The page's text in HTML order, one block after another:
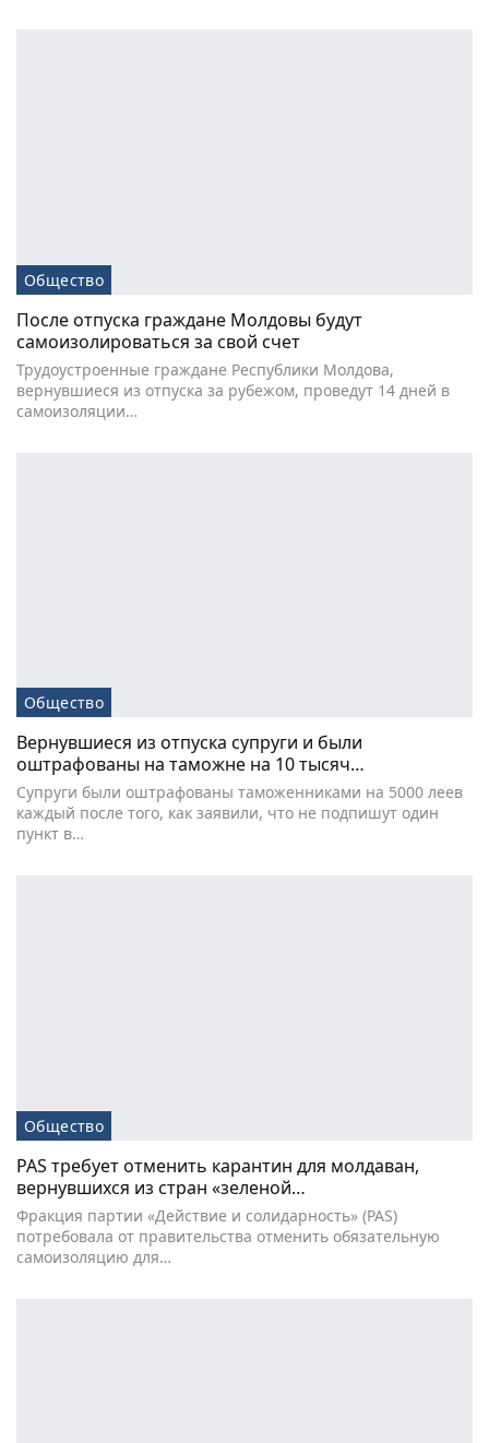
Общество
После отпуска граждане Молдовы будут
самоизолироваться за свой счет
Трудоустроенные граждане Республики Молдова,
вернувшиеся из отпуска за рубежом, проведут 14 дней в
самоизоляции…
Общество
Вернувшиеся из отпуска супруги и были
оштрафованы на таможне на 10 тысяч…
Супруги были оштрафованы таможенниками на 5000 леев
каждый после того, как заявили, что не подпишут один
пункт в…
Общество
PAS требует отменить карантин для молдаван,
вернувшихся из стран «зеленой…
Фракция партии «Действие и солидарность» (PAS)
потребовала от правительства отменить обязательную
самоизоляцию для…